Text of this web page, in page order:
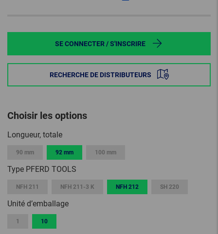
SE CONNECTER / S'INSCRIRE
RECHERCHE DE DISTRIBUTEURS
Choisir les options
Longueur, totale
90 mm 92 mm 100 mm
Type PFERD TOOLS
NFH 211 NFH 211-3 K NFH 212 SH 220
Unité d’emballage
1 10